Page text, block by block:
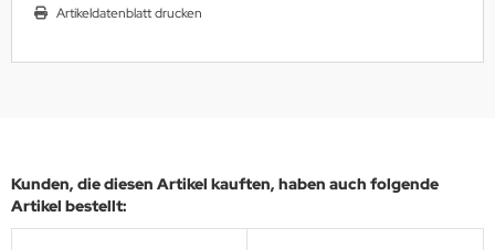
Artikeldatenblatt drucken
Kunden, die diesen Artikel kauften, haben auch folgende
Artikel bestellt: